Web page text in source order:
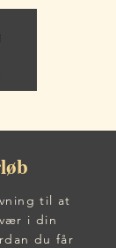
til at
i din
du får